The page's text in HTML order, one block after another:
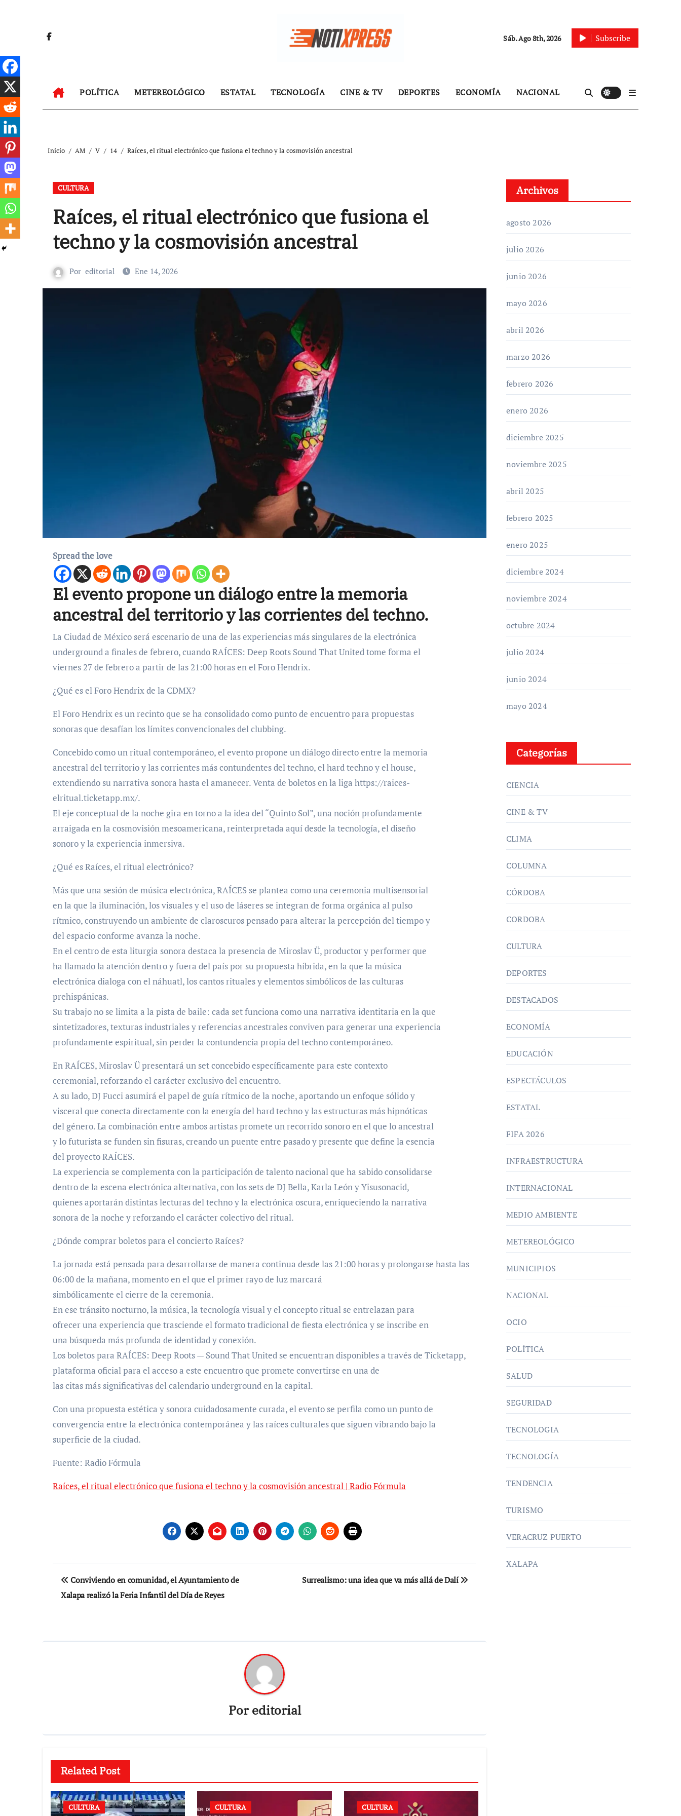
Sáb. Ago 8th, 2026 Subscribe
POLÍTICA METEREOLÓGICO ESTATAL TECNOLOGÍA CINE & TV DEPORTES ECONOMÍA NACIONAL
Inicio AM V 14 Raíces, el ritual electrónico que fusiona el techno y la cosmovisión ancestral
CULTURA
Raíces, el ritual electrónico que fusiona el
techno y la cosmovisión ancestral
Por editorial Ene 14, 2026
Spread the love
El evento propone un diálogo entre la memoria
ancestral del territorio y las corrientes del techno.
La Ciudad de México será escenario de una de las experiencias más singulares de la electrónica
underground a finales de febrero, cuando RAÍCES: Deep Roots Sound That United tome forma el
viernes 27 de febrero a partir de las 21:00 horas en el Foro Hendrix.
¿Qué es el Foro Hendrix de la CDMX?
El Foro Hendrix es un recinto que se ha consolidado como punto de encuentro para propuestas
sonoras que desafían los límites convencionales del clubbing.
Concebido como un ritual contemporáneo, el evento propone un diálogo directo entre la memoria
ancestral del territorio y las corrientes más contundentes del techno, el hard techno y el house,
extendiendo su narrativa sonora hasta el amanecer. Venta de boletos en la liga https://raices-
elritual.ticketapp.mx/.
El eje conceptual de la noche gira en torno a la idea del “Quinto Sol”, una noción profundamente
arraigada en la cosmovisión mesoamericana, reinterpretada aquí desde la tecnología, el diseño
sonoro y la experiencia inmersiva.
¿Qué es Raíces, el ritual electrónico?
Más que una sesión de música electrónica, RAÍCES se plantea como una ceremonia multisensorial
en la que la iluminación, los visuales y el uso de láseres se integran de forma orgánica al pulso
rítmico, construyendo un ambiente de claroscuros pensado para alterar la percepción del tiempo y
del espacio conforme avanza la noche.
En el centro de esta liturgia sonora destaca la presencia de Miroslav Ü, productor y performer que
ha llamado la atención dentro y fuera del país por su propuesta híbrida, en la que la música
electrónica dialoga con el náhuatl, los cantos rituales y elementos simbólicos de las culturas
prehispánicas.
Su trabajo no se limita a la pista de baile: cada set funciona como una narrativa identitaria en la que
sintetizadores, texturas industriales y referencias ancestrales conviven para generar una experiencia
profundamente espiritual, sin perder la contundencia propia del techno contemporáneo.
En RAÍCES, Miroslav Ü presentará un set concebido específicamente para este contexto
ceremonial, reforzando el carácter exclusivo del encuentro.
A su lado, DJ Fucci asumirá el papel de guía rítmico de la noche, aportando un enfoque sólido y
visceral que conecta directamente con la energía del hard techno y las estructuras más hipnóticas
del género. La combinación entre ambos artistas promete un recorrido sonoro en el que lo ancestral
y lo futurista se funden sin fisuras, creando un puente entre pasado y presente que define la esencia
del proyecto RAÍCES.
La experiencia se complementa con la participación de talento nacional que ha sabido consolidarse
dentro de la escena electrónica alternativa, con los sets de DJ Bella, Karla León y Yisusonacid,
quienes aportarán distintas lecturas del techno y la electrónica oscura, enriqueciendo la narrativa
sonora de la noche y reforzando el carácter colectivo del ritual.
¿Dónde comprar boletos para el concierto Raíces?
La jornada está pensada para desarrollarse de manera continua desde las 21:00 horas y prolongarse hasta las
06:00 de la mañana, momento en el que el primer rayo de luz marcará
simbólicamente el cierre de la ceremonia.
En ese tránsito nocturno, la música, la tecnología visual y el concepto ritual se entrelazan para
ofrecer una experiencia que trasciende el formato tradicional de fiesta electrónica y se inscribe en
una búsqueda más profunda de identidad y conexión.
Los boletos para RAÍCES: Deep Roots — Sound That United se encuentran disponibles a través de Ticketapp,
plataforma oficial para el acceso a este encuentro que promete convertirse en una de
las citas más significativas del calendario underground en la capital.
Con una propuesta estética y sonora cuidadosamente curada, el evento se perfila como un punto de
convergencia entre la electrónica contemporánea y las raíces culturales que siguen vibrando bajo la
superficie de la ciudad.
Fuente: Radio Fórmula
Raíces, el ritual electrónico que fusiona el techno y la cosmovisión ancestral | Radio Fórmula
Navegación
de
Conviviendo en comunidad, el Ayuntamiento de
Xalapa realizó la Feria Infantil del Día de Reyes
Surrealismo: una idea que va más allá de Dalí
Poreditorial
Related Post
CULTURA CULTURA CULTURA
Archivos
agosto 2026
julio 2026
junio 2026
mayo 2026
abril 2026
marzo 2026
febrero 2026
enero 2026
diciembre 2025
noviembre 2025
abril 2025
febrero 2025
enero 2025
diciembre 2024
noviembre 2024
octubre 2024
julio 2024
junio 2024
mayo 2024
Categorías
CIENCIA
CINE & TV
CLIMA
COLUMNA
CÓRDOBA
CORDOBA
CULTURA
DEPORTES
DESTACADOS
ECONOMÍA
EDUCACIÓN
ESPECTÁCULOS
ESTATAL
FIFA 2026
INFRAESTRUCTURA
INTERNACIONAL
MEDIO AMBIENTE
METEREOLÓGICO
MUNICIPIOS
NACIONAL
OCIO
POLÍTICA
SALUD
SEGURIDAD
TECNOLOGIA
TECNOLOGÍA
TENDENCIA
TURISMO
VERACRUZ PUERTO
XALAPA